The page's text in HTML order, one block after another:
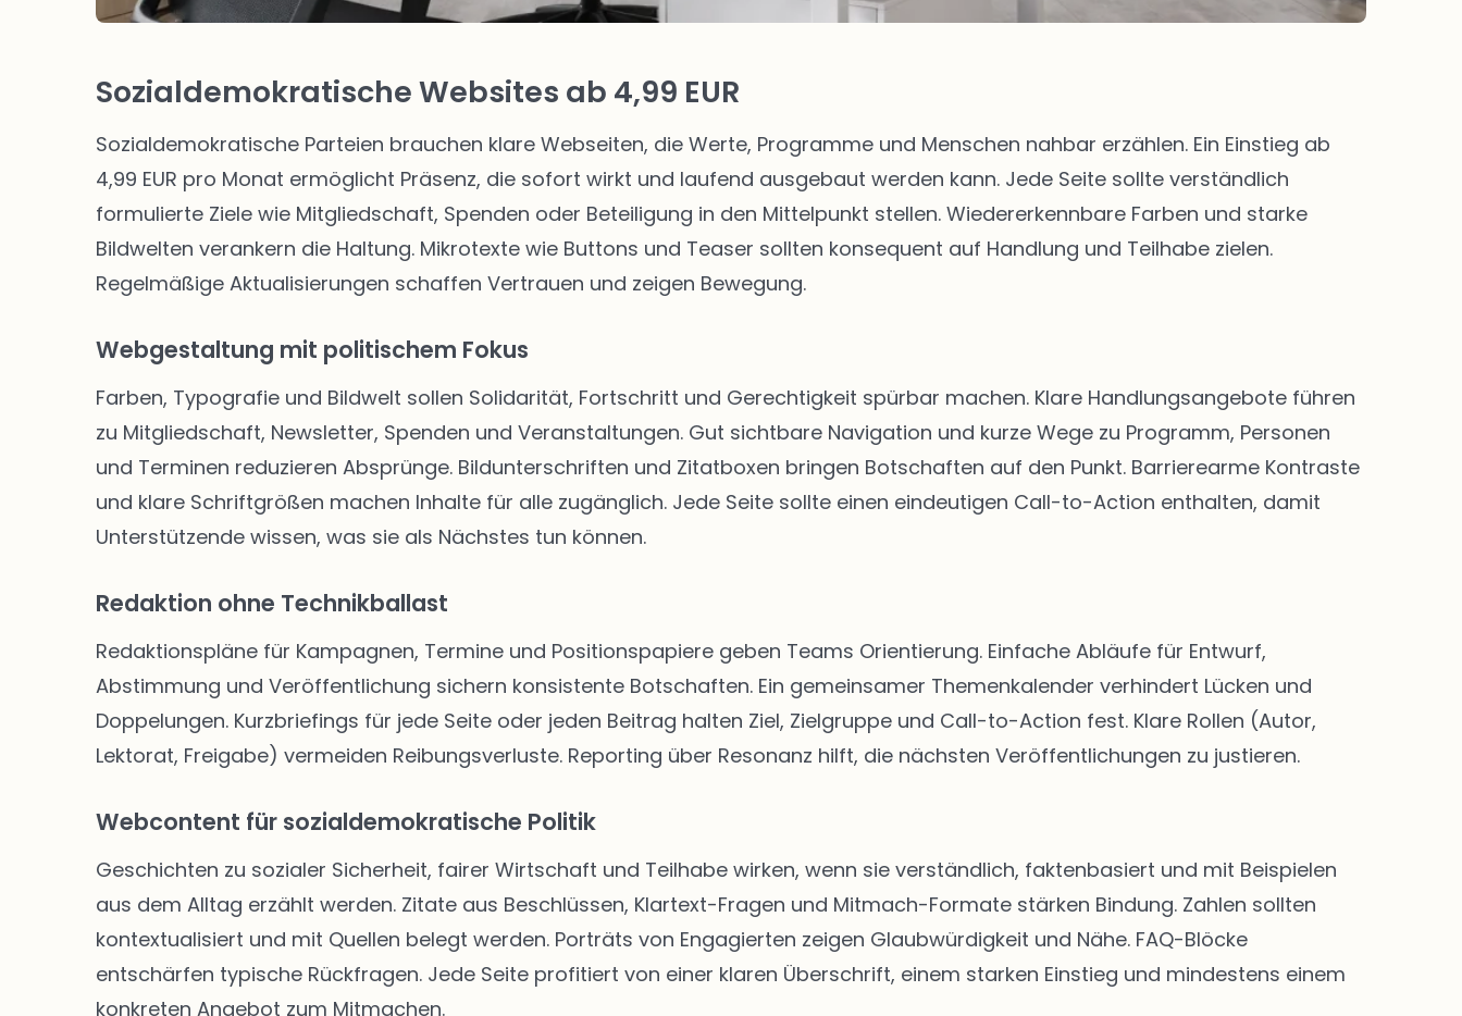
Sozialdemokratische Websites ab 4,99 EUR
Sozialdemokratische Parteien brauchen klare Webseiten, die Werte, Programme und Menschen nahbar erzählen. Ein Einstieg ab
4,99 EUR pro Monat ermöglicht Präsenz, die sofort wirkt und laufend ausgebaut werden kann. Jede Seite sollte verständlich
formulierte Ziele wie Mitgliedschaft, Spenden oder Beteiligung in den Mittelpunkt stellen. Wiedererkennbare Farben und starke
Bildwelten verankern die Haltung. Mikrotexte wie Buttons und Teaser sollten konsequent auf Handlung und Teilhabe zielen.
Regelmäßige Aktualisierungen schaffen Vertrauen und zeigen Bewegung.
Webgestaltung mit politischem Fokus
Farben, Typografie und Bildwelt sollen Solidarität, Fortschritt und Gerechtigkeit spürbar machen. Klare Handlungsangebote führen
zu Mitgliedschaft, Newsletter, Spenden und Veranstaltungen. Gut sichtbare Navigation und kurze Wege zu Programm, Personen
und Terminen reduzieren Absprünge. Bildunterschriften und Zitatboxen bringen Botschaften auf den Punkt. Barrierearme Kontraste
und klare Schriftgrößen machen Inhalte für alle zugänglich. Jede Seite sollte einen eindeutigen Call-to-Action enthalten, damit
Unterstützende wissen, was sie als Nächstes tun können.
Redaktion ohne Technikballast
Redaktionspläne für Kampagnen, Termine und Positionspapiere geben Teams Orientierung. Einfache Abläufe für Entwurf,
Abstimmung und Veröffentlichung sichern konsistente Botschaften. Ein gemeinsamer Themenkalender verhindert Lücken und
Doppelungen. Kurzbriefings für jede Seite oder jeden Beitrag halten Ziel, Zielgruppe und Call-to-Action fest. Klare Rollen (Autor,
Lektorat, Freigabe) vermeiden Reibungsverluste. Reporting über Resonanz hilft, die nächsten Veröffentlichungen zu justieren.
Webcontent für sozialdemokratische Politik
Geschichten zu sozialer Sicherheit, fairer Wirtschaft und Teilhabe wirken, wenn sie verständlich, faktenbasiert und mit Beispielen
aus dem Alltag erzählt werden. Zitate aus Beschlüssen, Klartext-Fragen und Mitmach-Formate stärken Bindung. Zahlen sollten
kontextualisiert und mit Quellen belegt werden. Porträts von Engagierten zeigen Glaubwürdigkeit und Nähe. FAQ-Blöcke
entschärfen typische Rückfragen. Jede Seite profitiert von einer klaren Überschrift, einem starken Einstieg und mindestens einem
konkreten Angebot zum Mitmachen.